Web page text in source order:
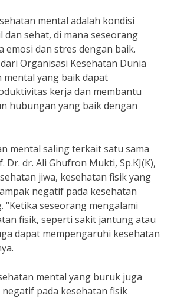
mental adalah kondisi
dan sehat, di mana seseorang
emosi dan stres dengan baik.
Organisasi Kesehatan Dunia
mental yang baik dapat
kerja dan membantu
hubungan yang baik dengan
mental saling terkait satu sama
Dr. dr. Ali Ghufron Mukti, Sp.KJ(K),
jiwa, kesehatan fisik yang
negatif pada kesehatan
“Ketika seseorang mengalami
fisik, seperti sakit jantung atau
dapat mempengaruhi kesehatan
mental yang buruk juga
pada kesehatan fisik